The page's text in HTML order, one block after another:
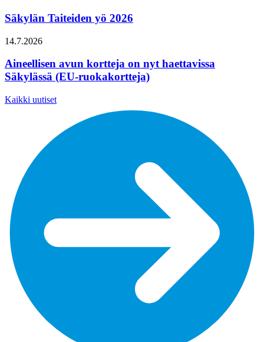
Säkylän Taiteiden yö 2026
14.7.2026
Aineellisen avun kortteja on nyt haettavissa
Säkylässä (EU-ruokakortteja)
Kaikki uutiset